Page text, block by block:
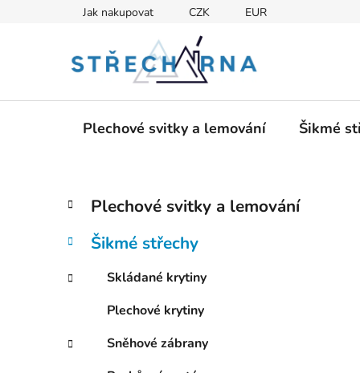
Jak nakupovat CZK EUR
Plechové svitky a lemování Šikmé
P
s
r
n
Přeskočit
kategorie
K
a
e
o
e
Plechové svitky a lemování
Šikmé střechy
Skládané krytiny
Plechové krytiny
Sněhové zábrany